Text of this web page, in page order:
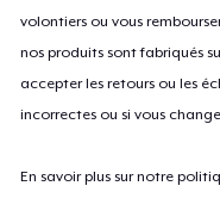
volontiers ou vous
nos produits sont fabriqués
accepter les retours ou les
incorrectes ou si vous
En savoir plus sur notre